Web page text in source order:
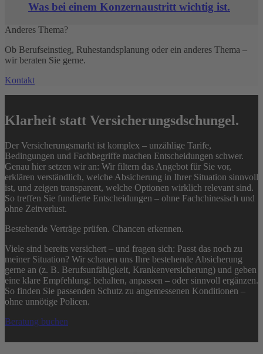
Was bei einem Konzernaustritt wichtig ist.
Anderes Thema?
Ob Berufseinstieg, Ruhestandsplanung oder ein anderes Thema –
wir beraten Sie gerne.
Kontakt
Klarheit statt Versicherungsdschungel.
Der Versicherungsmarkt ist komplex – unzählige Tarife,
Bedingungen und Fachbegriffe machen Entscheidungen schwer.
Genau hier setzen wir an: Wir filtern das Angebot für Sie vor,
erklären verständlich, welche Absicherung in Ihrer Situation sinnvoll
ist, und zeigen transparent, welche Optionen wirklich relevant sind.
So treffen Sie fundierte Entscheidungen – ohne Fachchinesisch und
ohne Zeitverlust.
Bestehende Verträge prüfen. Chancen erkennen.
Viele sind bereits versichert – und fragen sich: Passt das noch zu
meiner Situation? Wir schauen uns Ihre bestehende Absicherung
gerne an (z. B. Berufsunfähigkeit, Krankenversicherung) und geben
eine klare Empfehlung: behalten, anpassen – oder sinnvoll ergänzen.
So finden Sie passenden Schutz zu angemessenen Konditionen –
ohne unnötige Policen.
Beratung buchen